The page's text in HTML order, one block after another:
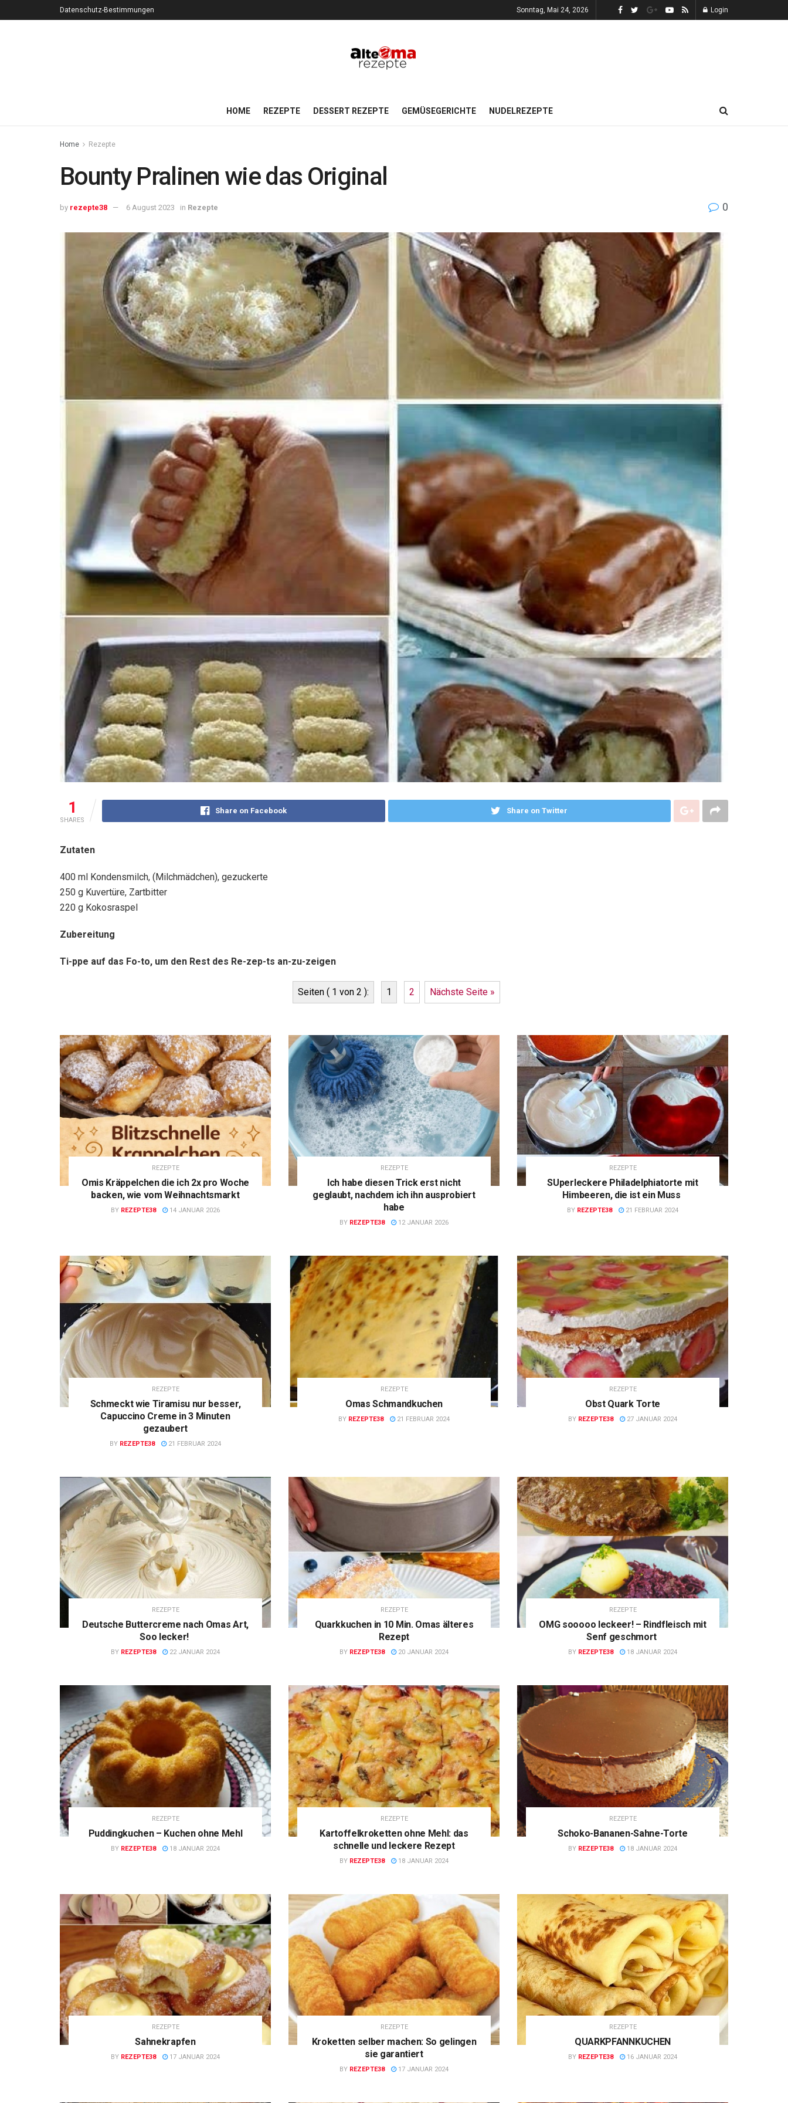
Datenschutz-Bestimmungen Sonntag, Mai 24, 2026 Login
HOME REZEPTE DESSERT REZEPTE GEMÜSEGERICHTE NUDELREZEPTE
Home Rezepte
Bounty Pralinen wie das Original
by rezepte38 6 August 2023 in Rezepte 0
1
SHARES
Share on Facebook Share on Twitter
Zutaten
400 ml Kondensmilch, (Milchmädchen), gezuckerte
250 g Kuvertüre, Zartbitter
220 g Kokosraspel
Zubereitung
Ti-ppe auf das Fo-to, um den Rest des Re-zep-ts an-zu-zeigen
Seiten ( 1 von 2 ): 1 2 Nächste Seite »
REZEPTE
Omis Kräppelchen die ich 2x pro Woche
backen, wie vom Weihnachtsmarkt
BY REZEPTE38 14 JANUAR 2026
REZEPTE
Ich habe diesen Trick erst nicht
geglaubt, nachdem ich ihn ausprobiert
habe
BY REZEPTE38 12 JANUAR 2026
REZEPTE
SUperleckere Philadelphiatorte mit
Himbeeren, die ist ein Muss
BY REZEPTE38 21 FEBRUAR 2024
REZEPTE
Schmeckt wie Tiramisu nur besser,
Capuccino Creme in 3 Minuten
gezaubert
BY REZEPTE38 21 FEBRUAR 2024
REZEPTE
Omas Schmandkuchen
BY REZEPTE38 21 FEBRUAR 2024
REZEPTE
Obst Quark Torte
BY REZEPTE38 27 JANUAR 2024
REZEPTE
Deutsche Buttercreme nach Omas Art,
Soo lecker!
BY REZEPTE38 22 JANUAR 2024
REZEPTE
Quarkkuchen in 10 Min. Omas älteres
Rezept
BY REZEPTE38 20 JANUAR 2024
REZEPTE
OMG sooooo leckeer! – Rindfleisch mit
Senf geschmort
BY REZEPTE38 18 JANUAR 2024
REZEPTE
Puddingkuchen – Kuchen ohne Mehl
BY REZEPTE38 18 JANUAR 2024
REZEPTE
Kartoffelkroketten ohne Mehl: das
schnelle und leckere Rezept
BY REZEPTE38 18 JANUAR 2024
REZEPTE
Schoko-Bananen-Sahne-Torte
BY REZEPTE38 18 JANUAR 2024
REZEPTE
Sahnekrapfen
BY REZEPTE38 17 JANUAR 2024
REZEPTE
Kroketten selber machen: So gelingen
sie garantiert
BY REZEPTE38 17 JANUAR 2024
REZEPTE
QUARKPFANNKUCHEN
BY REZEPTE38 16 JANUAR 2024